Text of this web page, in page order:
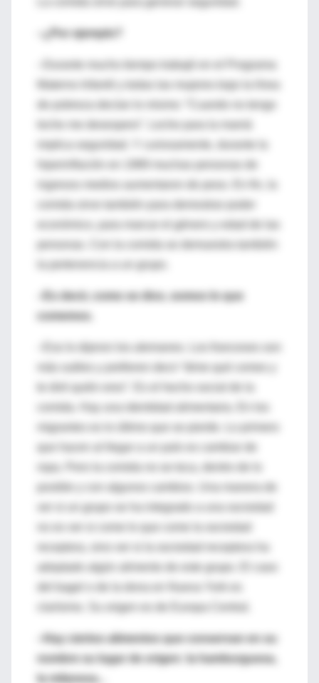
–¿Por ejemplo?
–Durante mucho tiempo trabajé en el Programa
de pobreza decían lo mismo: “Cuando no tengo
implica seguridad. Y curiosamente, durante la
ingresos medios aumentaron de peso. En fin, la
la pertenencia a un grupo.
–Es decir, como se dice, somos lo que
comemos.
migrantes es lo último que se pierde. Lo primero
que hacen al llegar a un país es cambiar de
posible y con algunos cambios. Una manera de
ver si un grupo se ha integrado a una sociedad
adoptado algún alimento de este grupo. El caso
del bagel o de la dona en Nueva York es
clarísimo. Su origen es de Europa Central.
–Hay ciertos alimentos que conservan en su
nombre su lugar de origen: la hamburguesa,
la milanesa...